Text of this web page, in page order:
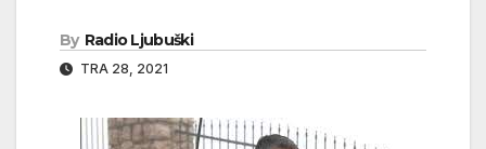
By Radio Ljubuški
TRA 28, 2021